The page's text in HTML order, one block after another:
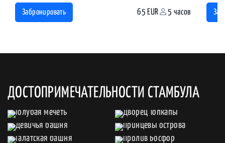
Забронировать 65 EUR 5 часов
ДОСТОПРИМЕЧАТЕЛЬНОСТИ СТАМБУЛА